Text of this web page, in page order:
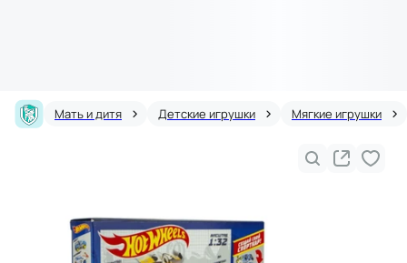
Мать и дитя Детские игрушки Мягкие игрушки